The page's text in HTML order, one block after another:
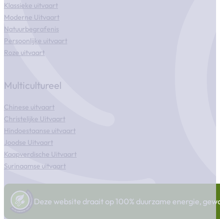
Klassieke uitvaart
Moderne Uitvaart
Natuurbegrafenis
Persoonlijke uitvaart
Roze uitvaart
Multicultureel
Chinese uitvaart
Christelijke Uitvaart
Hindoestaanse uitvaart
Joodse Uitvaart
Kaapverdische Uitvaart
Surinaamse uitvaart
Deze website draait op 100% duurzame energie,